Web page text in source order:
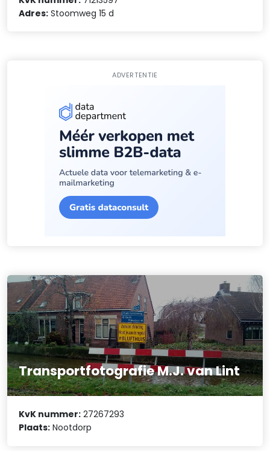
Adres: Stoomweg 15 d
ADVERTENTIE
Transportfotografie M.J. van Lint
KvK nummer: 27267293
Plaats: Nootdorp